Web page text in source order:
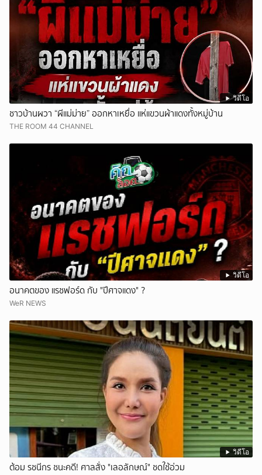
วิดีโอ
ชาวบ้านผวา “ผีแม่ม่าย” ออกหาเหยื่อ แห่แขวนผ้าแดงทั้งหมู่บ้าน
THE ROOM 44 CHANNEL
วิดีโอ
อนาคตของ แรชฟอร์ด กับ "ปีศาจแดง" ?
WeR NEWS
วิดีโอ
ต้อม รชนีกร ชนะคดี! ศาลสั่ง "เลอลักษณ์" ชดใช้อ่วม